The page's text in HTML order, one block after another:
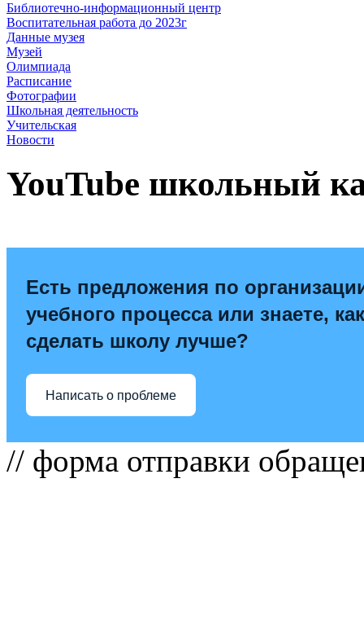
Библиотечно-информационный центр
Воспитательная работа до 2023г
Данные музея
Музей
Олимпиада
Расписание
Фотографии
Школьная деятельность
Учительская
Новости
YouTube школьный
Есть предложения по
учебного процесса или знаете, как
сделать школу лучше?
Написать о проблеме
// форма отправки